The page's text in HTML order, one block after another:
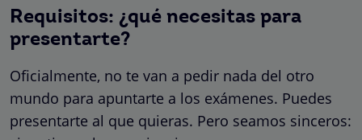
Requisitos: ¿qué necesitas para
presentarte?
Oficialmente, no te van a pedir nada del otro
mundo para apuntarte a los exámenes. Puedes
presentarte al que quieras. Pero seamos sinceros: